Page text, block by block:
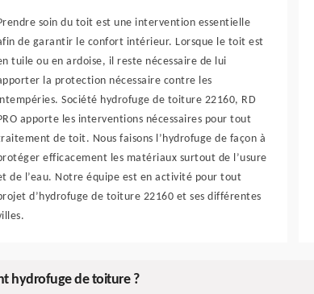
soin du toit est une intervention essentielle
de garantir le confort intérieur. Lorsque le toit est
tuile ou en ardoise, il reste nécessaire de lui
la protection nécessaire contre les
Société hydrofuge de toiture 22160, RD
apporte les interventions nécessaires pour tout
de toit. Nous faisons l’hydrofuge de façon à
efficacement les matériaux surtout de l’usure
de l’eau. Notre équipe est en activité pour tout
d’hydrofuge de toiture 22160 et ses différentes
hydrofuge de toiture ?